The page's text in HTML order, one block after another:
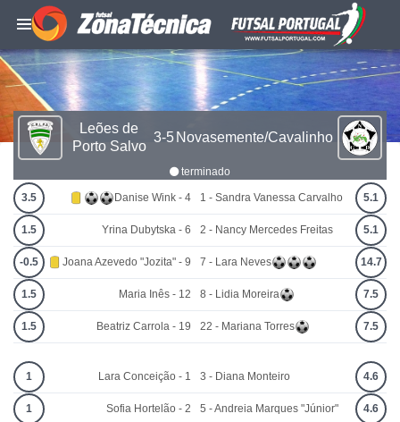
Leões de
Porto Salvo
3-5 Novasemente/Cavalinho
terminado
3.5 Danise Wink - 4
1.5 Yrina Dubytska - 6
-0.5 Joana Azevedo "Jozita" - 9
1.5 Maria Inês - 12
1.5 Beatriz Carrola - 19
1 - Sandra Vanessa Carvalho 5.1
2 - Nancy Mercedes Freitas 5.1
7 - Lara Neves 14.7
8 - Lidia Moreira 7.5
22 - Mariana Torres 7.5
1 Lara Conceição - 1
1 Sofia Hortelão - 2
3 - Diana Monteiro 4.6
5 - Andreia Marques "Júnior" 4.6